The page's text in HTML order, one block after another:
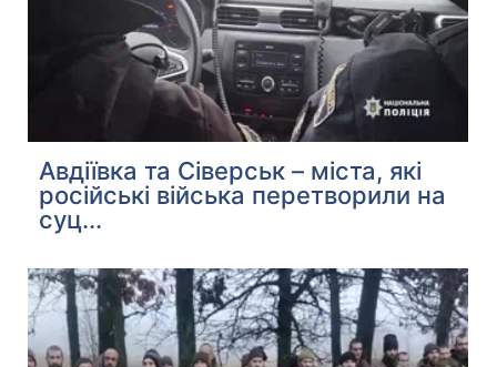
Авдіївка та Сіверськ – міста, які
російські війська перетворили на
суц...